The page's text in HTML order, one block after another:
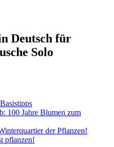
Deutsch für
Solo
100 Jahre Blumen zum
der Pflanzen!
pflanzen!